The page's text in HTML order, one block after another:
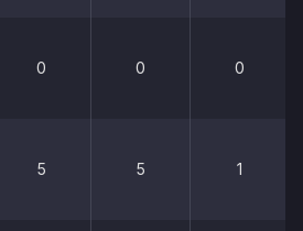
0 0 0
5 5 1